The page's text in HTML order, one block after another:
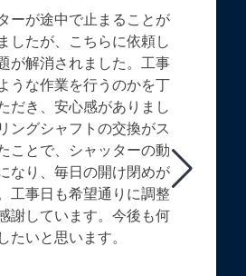
ーが途中で止まることが
したが、こちらに依頼し
が解消されました。工事
うな作業を行うのかを丁
だき、安心感がありまし
ングシャフトの交換がス
ことで、シャッターの動
なり、毎日の開け閉めが
工事日も希望通りに調整
謝しています。今後も何
たいと思います。